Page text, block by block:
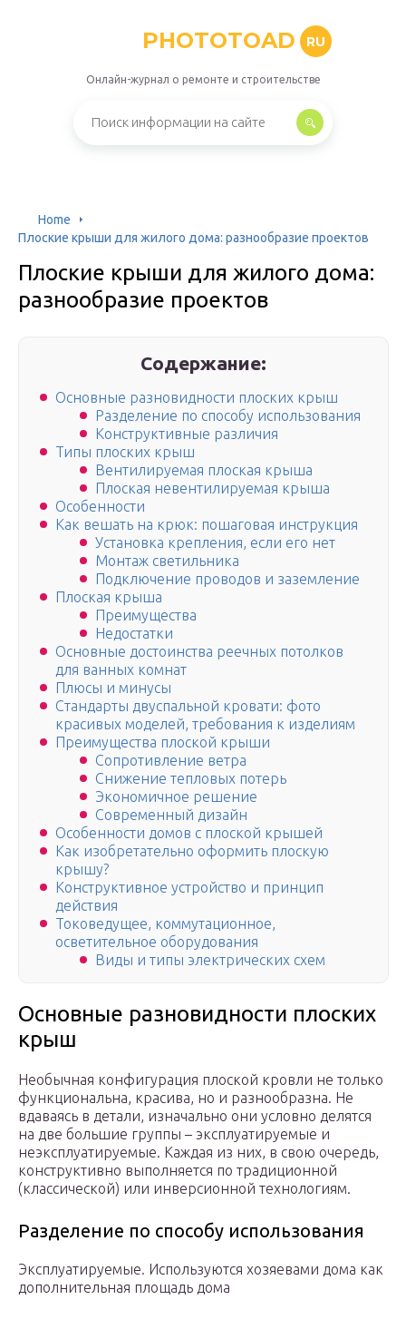
PHOTOTOAD RU
Онлайн-журнал о ремонте и строительстве
Home
Плоские крыши для жилого дома: разнообразие проектов
Плоские крыши для жилого дома:
разнообразие проектов
Содержание:
Основные разновидности плоских крыш
Разделение по способу использования
Конструктивные различия
Типы плоских крыш
Вентилируемая плоская крыша
Плоская невентилируемая крыша
Особенности
Как вешать на крюк: пошаговая инструкция
Установка крепления, если его нет
Монтаж светильника
Подключение проводов и заземление
Плоская крыша
Преимущества
Недостатки
Основные достоинства реечных потолков
для ванных комнат
Плюсы и минусы
Стандарты двуспальной кровати: фото
красивых моделей, требования к изделиям
Преимущества плоской крыши
Сопротивление ветра
Снижение тепловых потерь
Экономичное решение
Современный дизайн
Особенности домов с плоской крышей
Как изобретательно оформить плоскую
крышу?
Конструктивное устройство и принцип
действия
Токоведущее, коммутационное,
осветительное оборудования
Виды и типы электрических схем
Основные разновидности плоских
крыш
Необычная конфигурация плоской кровли не только
функциональна, красива, но и разнообразна. Не
вдаваясь в детали, изначально они условно делятся
на две большие группы – эксплуатируемые и
неэксплуатируемые. Каждая из них, в свою очередь,
конструктивно выполняется по традиционной
(классической) или инверсионной технологиям.
Разделение по способу использования
Эксплуатируемые. Используются хозяевами дома как
дополнительная площадь дома